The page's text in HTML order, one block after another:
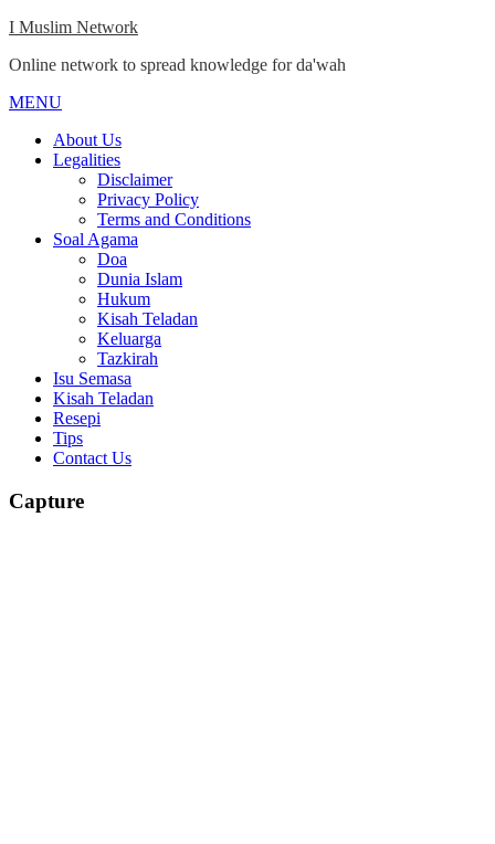
Skip
content
I Muslim Network
Online network to spread knowledge for da'wah
MENU
Menu
About Us
Legalities
Disclaimer
Privacy Policy
Terms and Conditions
Soal Agama
Doa
Dunia Islam
Hukum
Kisah Teladan
Keluarga
Tazkirah
Isu Semasa
Kisah Teladan
Resepi
Tips
Contact Us
Capture